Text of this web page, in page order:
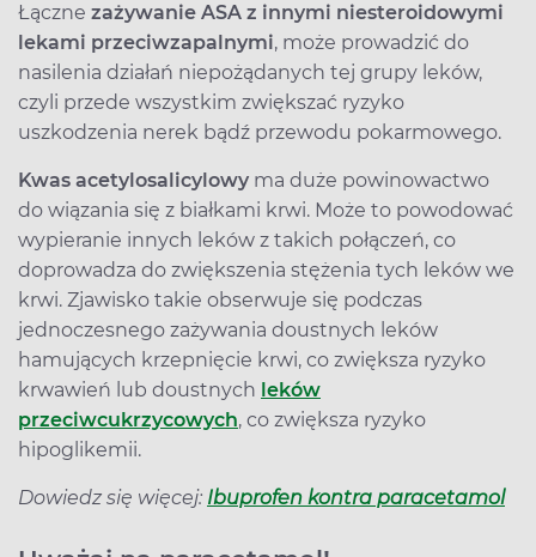
Łączne zażywanie ASA z innymi niesteroidowymi
lekami przeciwzapalnymi, może prowadzić do
nasilenia działań niepożądanych tej grupy leków,
czyli przede wszystkim zwiększać ryzyko
uszkodzenia nerek bądź przewodu pokarmowego.
Kwas acetylosalicylowy ma duże powinowactwo
do wiązania się z białkami krwi. Może to powodować
wypieranie innych leków z takich połączeń, co
doprowadza do zwiększenia stężenia tych leków we
krwi. Zjawisko takie obserwuje się podczas
jednoczesnego zażywania doustnych leków
hamujących krzepnięcie krwi, co zwiększa ryzyko
krwawień lub doustnych leków
przeciwcukrzycowych, co zwiększa ryzyko
hipoglikemii.
Dowiedz się więcej: Ibuprofen kontra paracetamol